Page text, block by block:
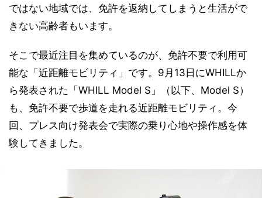
ではない地域では、免許を返納してしまうと生活がで
きない高齢者もいます。
そこで最近注目を集めているのが、免許不要で利用可
能な「近距離モビリティ」です。9月13日にWHILLか
ら発表された「WHILL Model S」（以下、Model S）
も、免許不要で歩道を走れる近距離モビリティ。今
回、プレス向け発表会で実際の乗り心地や操作感を体
験してきました。